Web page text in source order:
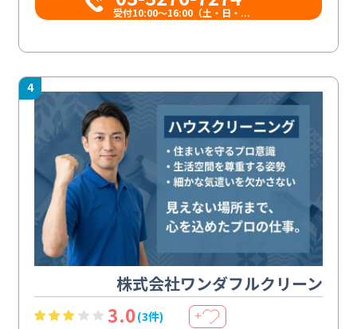
受付10:00〜16:00（土・日・...
4
株式会社ワンダフルクリーン
3.0(3件) ＋